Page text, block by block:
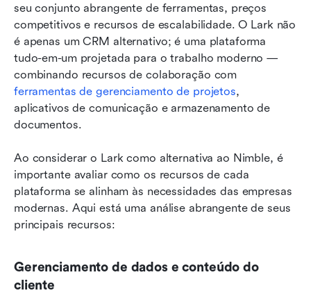
seu conjunto abrangente de ferramentas, preços
competitivos e recursos de escalabilidade. O Lark não
é apenas um CRM alternativo; é uma plataforma
tudo-em-um projetada para o trabalho moderno —
ferramentas de gerenciamento de projetos,
aplicativos de comunicação e armazenamento de
documentos.
Ao considerar o Lark como alternativa ao Nimble, é
importante avaliar como os recursos de cada
plataforma se alinham às necessidades das empresas
modernas. Aqui está uma análise abrangente de seus
principais recursos:
Gerenciamento de dados e conteúdo do
cliente